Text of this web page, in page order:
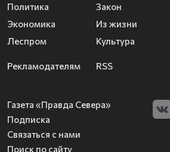
Политика
Экономика
Леспром
Закон
Из жизни
Культура
Рекламодателям RSS
Газета «Правда Севера»
Подписка
Связаться с нами
Поиск по сайту